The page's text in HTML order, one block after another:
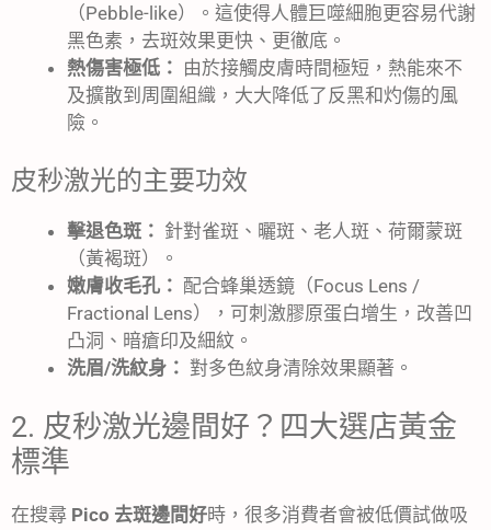
（Pebble-like）。這使得人體巨噬細胞更容易代謝
黑色素，去斑效果更快、更徹底。
熱傷害極低： 由於接觸皮膚時間極短，熱能來不
及擴散到周圍組織，大大降低了反黑和灼傷的風
險。
皮秒激光的主要功效
擊退色斑： 針對雀斑、曬斑、老人斑、荷爾蒙斑
（黃褐斑）。
嫩膚收毛孔： 配合蜂巢透鏡（Focus Lens /
Fractional Lens），可刺激膠原蛋白增生，改善凹
凸洞、暗瘡印及細紋。
洗眉/洗紋身： 對多色紋身清除效果顯著。
2. 皮秒激光邊間好？四大選店黃金
標準
在搜尋 Pico 去斑邊間好時，很多消費者會被低價試做吸